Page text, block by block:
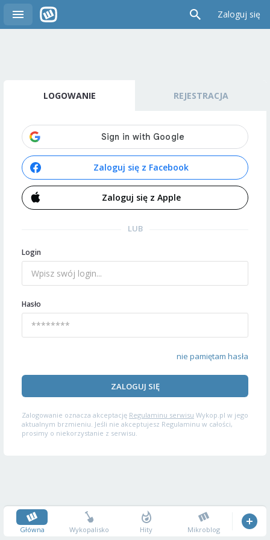
Zaloguj się
LOGOWANIE REJESTRACJA
Zaloguj się z Facebook
Zaloguj się z Apple
LUB
Login
Hasło
nie pamiętam hasła
ZALOGUJ SIĘ
Zalogowanie oznacza akceptację Regulaminu serwisu Wykop.pl w jego
aktualnym brzmieniu. Jeśli nie akceptujesz Regulaminu w całości,
prosimy o niekorzystanie z serwisu.
Główna Wykopalisko Hity Mikroblog